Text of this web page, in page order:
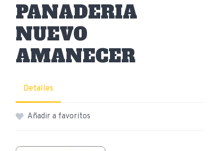
PANADERIA
NUEVO
AMANECER
Detalles
Añadir a favoritos